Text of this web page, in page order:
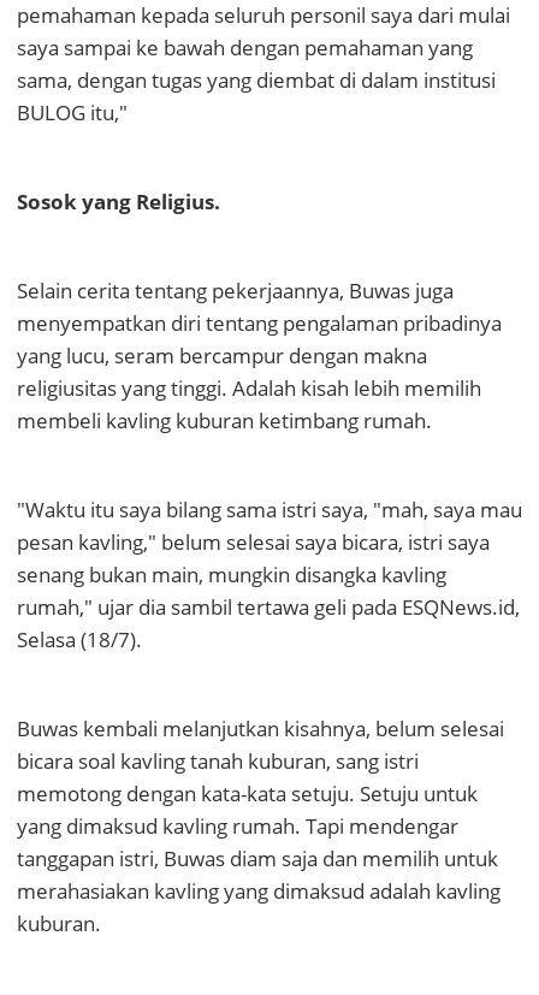
pemahaman kepada seluruh personil saya dari mulai
saya sampai ke bawah dengan pemahaman yang
sama, dengan tugas yang diembat di dalam institusi
BULOG itu,"
Sosok yang Religius.
Selain cerita tentang pekerjaannya, Buwas juga
menyempatkan diri tentang pengalaman pribadinya
yang lucu, seram bercampur dengan makna
religiusitas yang tinggi. Adalah kisah lebih memilih
membeli kavling kuburan ketimbang rumah.
"Waktu itu saya bilang sama istri saya, "mah, saya mau
pesan kavling," belum selesai saya bicara, istri saya
senang bukan main, mungkin disangka kavling
rumah," ujar dia sambil tertawa geli pada ESQNews.id,
Selasa (18/7).
Buwas kembali melanjutkan kisahnya, belum selesai
bicara soal kavling tanah kuburan, sang istri
memotong dengan kata-kata setuju. Setuju untuk
yang dimaksud kavling rumah. Tapi mendengar
tanggapan istri, Buwas diam saja dan memilih untuk
merahasiakan kavling yang dimaksud adalah kavling
kuburan.